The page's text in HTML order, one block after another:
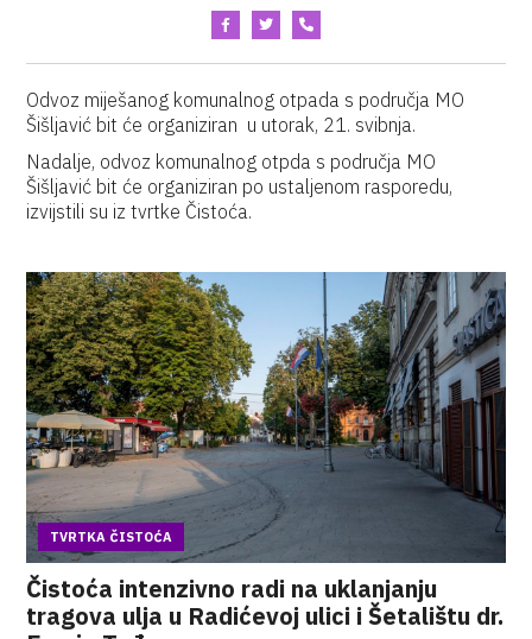
Odvoz miješanog komunalnog otpada s područja MO
Šišljavić bit će organiziran u utorak, 21. svibnja.
Nadalje, odvoz komunalnog otpda s područja MO
Šišljavić bit će organiziran po ustaljenom rasporedu,
izvijstili su iz tvrtke Čistoća.
TVRTKA ČISTOĆA
Čistoća intenzivno radi na uklanjanju
tragova ulja u Radićevoj ulici i Šetalištu dr.